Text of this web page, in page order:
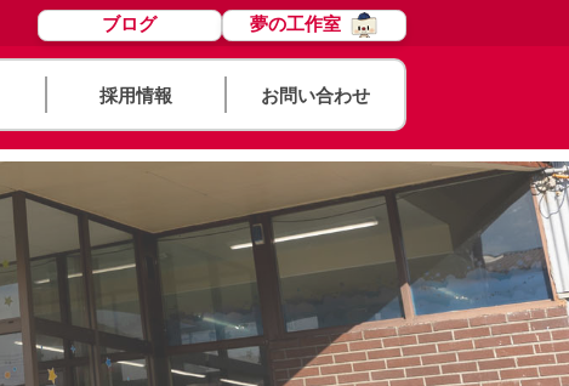
ブログ 夢の工作室
採用情報 お問い合わせ